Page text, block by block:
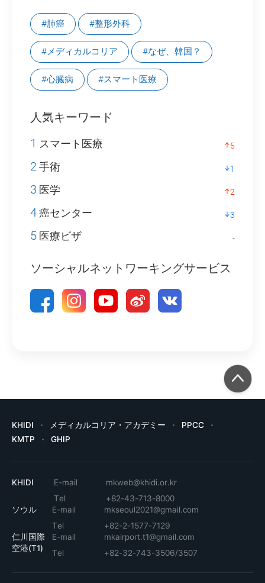
#肺癌 #整形外科
#メディカルコリア #なぜ、韓国？
#心臓病 #スマート医療
人気キーワード
1 スマート医療 5
2 手術 1
3 医学 2
4癌センター 3
5 医療ビザ -
ソーシャルネットワーキングサービス
KHIDI メディカルコリア・アカデミー
PPCC
KMTP
GHIP
KHIDI E-mail
mkweb@khidi.or.kr
Tel
+82-43-713-8000
ソウル
E-mail
mkseoul2021@gmail.com
Tel
+82-2-1577-7129
仁川国際
空港(T1)
E-mail
mkairport.t1@gmail.com
Tel
+82-32-743-3506/3507